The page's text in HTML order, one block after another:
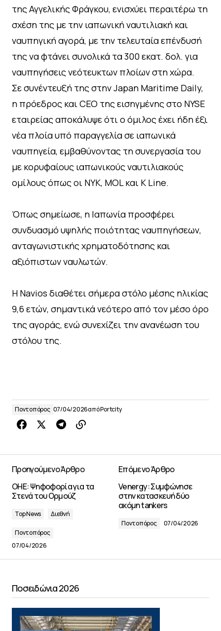
της Αγγελικής Φράγκου, ενισχύει περαιτέρω τη
σχέση της με την ιαπωνική ναυτιλιακή και
ναυπηγική αγορά, με την τελευταία επένδυσή
της να φτάνει συνολικά τα 300 εκατ. δολ. για
ναυπηγήσεις νεότευκτων πλοίων στη χώρα.
Σε συνέντευξή της στην Japan Maritime Daily,
η πρόεδρος και CEO της εισηγμένης στο NYSE
εταιρείας αποκάλυψε ότι ο όμιλος έχει ήδη έξι
νέα πλοία υπό παραγγελία σε ιαπωνικά
ναυπηγεία, εμβαθύνοντας τη συνεργασία του
με κορυφαίους ιαπωνικούς ναυτιλιακούς
ομίλους όπως οι NYK, MOL και K Line.
Όπως σημείωσε, η Ιαπωνία προσφέρει
συνδυασμό υψηλής ποιότητας ναυπηγήσεων,
ανταγωνιστικής χρηματοδότησης και
αξιόπιστων ναυλωτών.
Η Navios διαθέτει σήμερα στόλο μέσης ηλικίας
9,6 ετών, σημαντικά νεότερο από τον μέσο όρο
της αγοράς, ενώ συνεχίζει την ανανέωση του
στόλου της.
Ποντοπόρος 07/04/2026απόPortcity
Προηγούμενο Άρθρο
ΟΗΕ: Ψηφοφορία για τα
Στενά του Ορμούζ
Top News Διεθνή
Ποντοπόρος
07/04/2026
Επόμενο Άρθρο
Venergy: Συμφώνησε
στην κατασκευή δύο
ακόμη tankers
Ποντοπόρος 07/04/2026
Ποσειδώνια 2026